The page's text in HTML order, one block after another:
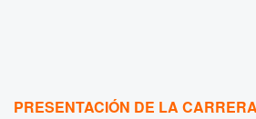
PRESENTACIÓN DE LA